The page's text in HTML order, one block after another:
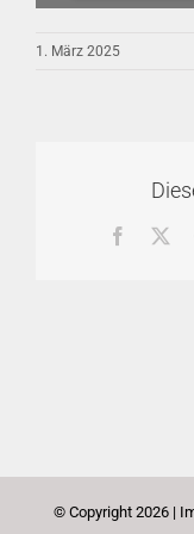
1. März 2025
© Copyright 2026 |